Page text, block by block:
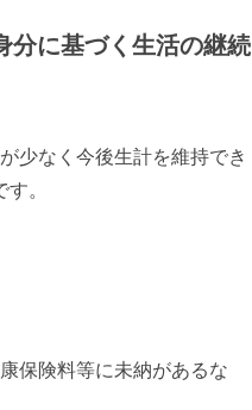
分に基づく生活の継続
少なく今後生計を維持でき
。
保険料等に未納があるな